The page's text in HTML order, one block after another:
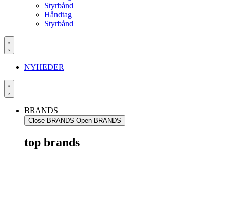
Styrbånd
Håndtag
Styrbånd
NYHEDER
BRANDS
Close BRANDS Open BRANDS
top brands